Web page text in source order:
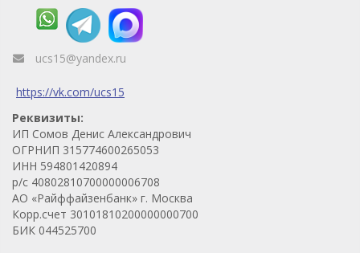
ucs15@yandex.ru
https://vk.com/ucs15
Реквизиты:
ИП Сомов Денис Александрович
ОГРНИП 315774600265053
ИНН 594801420894
р/с 40802810700000006708
АО «Райффайзенбанк» г. Москва
Корр.счет 30101810200000000700
БИК 044525700